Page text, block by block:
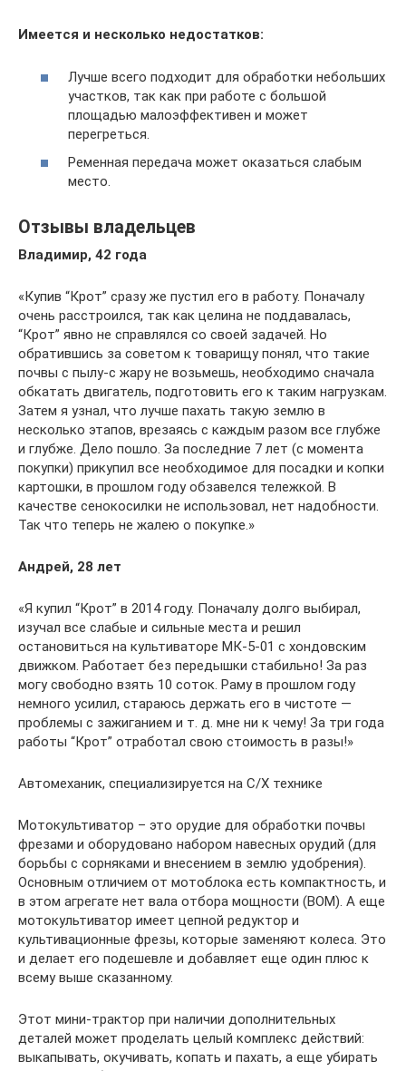
Имеется и несколько недостатков:
Лучше всего подходит для обработки небольших
участков, так как при работе с большой
площадью малоэффективен и может
перегреться.
Ременная передача может оказаться слабым
место.
Отзывы владельцев
Владимир, 42 года
«Купив “Крот” сразу же пустил его в работу. Поначалу
очень расстроился, так как целина не поддавалась,
“Крот” явно не справлялся со своей задачей. Но
обратившись за советом к товарищу понял, что такие
почвы с пылу-с жару не возьмешь, необходимо сначала
обкатать двигатель, подготовить его к таким нагрузкам.
Затем я узнал, что лучше пахать такую землю в
несколько этапов, врезаясь с каждым разом все глубже
и глубже. Дело пошло. За последние 7 лет (с момента
покупки) прикупил все необходимое для посадки и копки
картошки, в прошлом году обзавелся тележкой. В
качестве сенокосилки не использовал, нет надобности.
Так что теперь не жалею о покупке.»
Андрей, 28 лет
«Я купил “Крот” в 2014 году. Поначалу долго выбирал,
изучал все слабые и сильные места и решил
остановиться на культиваторе МК-5-01 с хондовским
движком. Работает без передышки стабильно! За раз
могу свободно взять 10 соток. Раму в прошлом году
немного усилил, стараюсь держать его в чистоте —
проблемы с зажиганием и т. д. мне ни к чему! За три года
работы “Крот” отработал свою стоимость в разы!»
Автомеханик, специализируется на С/Х технике
Мотокультиватор – это орудие для обработки почвы
фрезами и оборудовано набором навесных орудий (для
борьбы с сорняками и внесением в землю удобрения).
Основным отличием от мотоблока есть компактность, и
в этом агрегате нет вала отбора мощности (ВОМ). А еще
мотокультиватор имеет цепной редуктор и
культивационные фрезы, которые заменяют колеса. Это
и делает его подешевле и добавляет еще один плюс к
всему выше сказанному.
Этот мини-трактор при наличии дополнительных
деталей может проделать целый комплекс действий:
выкапывать, окучивать, копать и пахать, а еще убирать